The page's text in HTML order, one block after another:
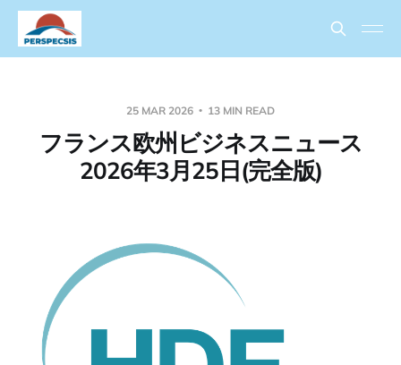
25 MAR 2026 13 MIN READ
フランス欧州ビジネスニュース
2026年3月25日(完全版)